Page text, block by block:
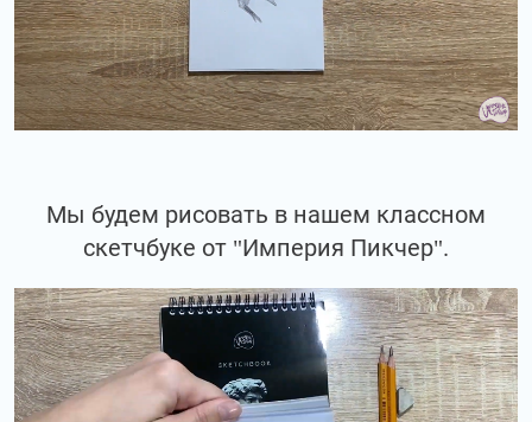
Мы будем рисовать в нашем классном
скетчбуке от "Империя Пикчер".